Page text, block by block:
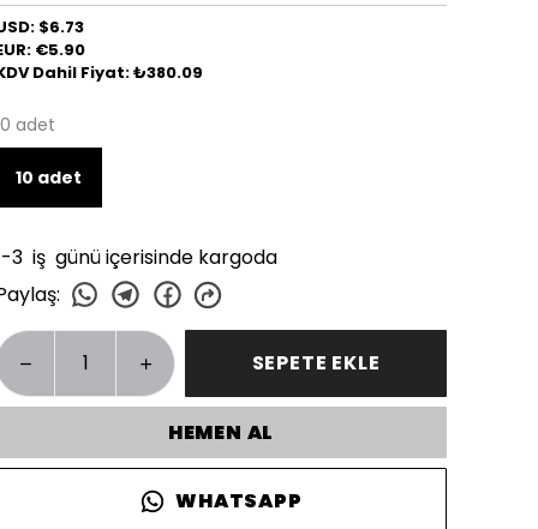
$6.73
€5.90
Dahil Fiyat: ₺380.09
adet
10 adet
3 iş günü içerisinde kargoda
:
SEPETE EKLE
HEMEN AL
WHATSAPP